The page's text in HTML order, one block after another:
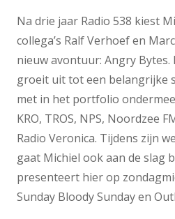
Na drie jaar Radio 538 kiest
collega’s Ralf Verhoef en
nieuw avontuur: Angry
groeit uit tot een belangrijke
met in het portfolio
KRO, TROS, NPS, Noordzee
Radio Veronica. Tijdens zijn
gaat Michiel ook aan de slag
presenteert hier op
Sunday Bloody Sunday en